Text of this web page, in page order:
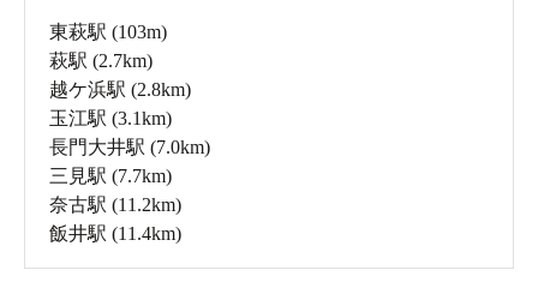
東萩駅 (103m)
萩駅 (2.7km)
越ケ浜駅 (2.8km)
玉江駅 (3.1km)
長門大井駅 (7.0km)
三見駅 (7.7km)
奈古駅 (11.2km)
飯井駅 (11.4km)